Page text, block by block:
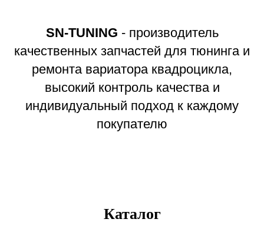
SN-TUNING - производитель
качественных запчастей для тюнинга и
ремонта вариатора квадроцикла,
высокий контроль качества и
индивидуальный подход к каждому
покупателю
Каталог